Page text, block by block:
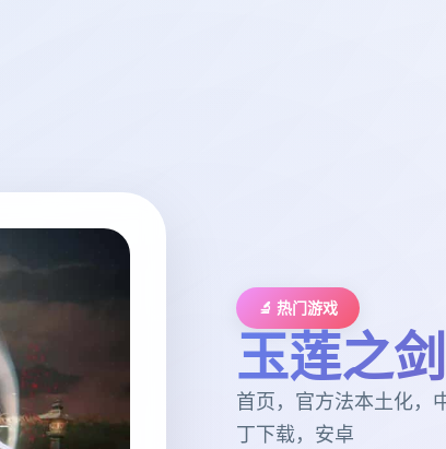
🔬 热门游戏
玉莲之剑
首页，官方法本土化，
丁下载，安卓